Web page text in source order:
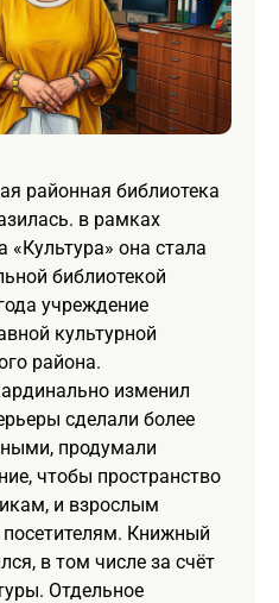
районная библиотека
в рамках
«Культура» она стала
библиотекой
учреждение
культурной
района.
изменил
сделали более
продумали
чтобы пространство
и взрослым
Книжный
в том числе за счёт
Отдельное